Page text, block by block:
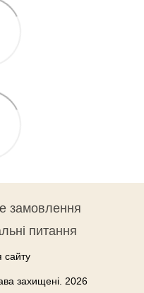
замовлення
питання
сайту
захищені. 2026